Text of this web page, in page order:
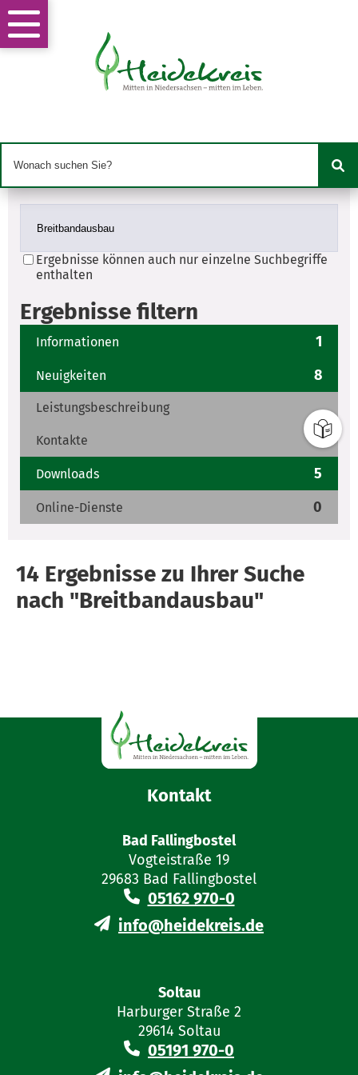
Ergebnisse können auch nur einzelne Suchbegriffe
enthalten
Ergebnisse filtern
Informationen 1
Neuigkeiten 8
Leistungsbeschreibung
Kontakte 0
Downloads 5
Online-Dienste 0
14 Ergebnisse zu Ihrer Suche
nach "Breitbandausbau"
Kontakt
Bad Fallingbostel
Vogteistraße 19
29683 Bad Fallingbostel
05162 970-0
info@heidekreis.de
Soltau
Harburger Straße 2
29614 Soltau
05191 970-0